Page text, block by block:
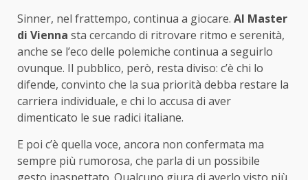
Sinner, nel frattempo, continua a giocare. Al Master
di Vienna sta cercando di ritrovare ritmo e serenità,
anche se l’eco delle polemiche continua a seguirlo
ovunque. Il pubblico, però, resta diviso: c’è chi lo
difende, convinto che la sua priorità debba restare la
carriera individuale, e chi lo accusa di aver
dimenticato le sue radici italiane.
E poi c’è quella voce, ancora non confermata ma
sempre più rumorosa, che parla di un possibile